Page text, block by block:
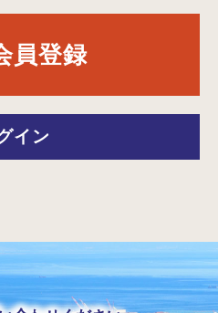
員登録
イン